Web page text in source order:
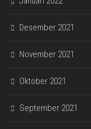
Desember 2021
November 2021
Oktober 2021
September 2021